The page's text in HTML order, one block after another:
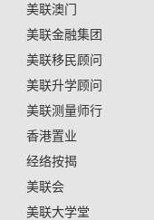
美联澳门
美联金融集团
美联移民顾问
美联升学顾问
美联测量师行
香港置业
经络按揭
美联会
美联大学堂